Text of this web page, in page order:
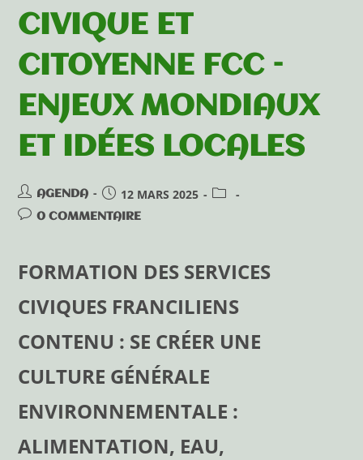
CIVIQUE ET
CITOYENNE FCC –
ENJEUX MONDIAUX
ET IDÉES LOCALES
AGENDA 12 MARS 2025
0 COMMENTAIRE
FORMATION DES SERVICES
CIVIQUES FRANCILIENS
CONTENU : SE CRÉER UNE
CULTURE GÉNÉRALE
ENVIRONNEMENTALE :
ALIMENTATION, EAU,